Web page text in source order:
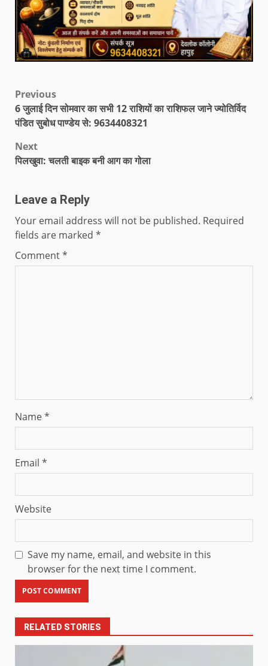
Previous
6 जुलाई दिन सोमवार का सभी 12 राशियों का राशिफल जाने ज्योतिर्विद
पंडित सुबोध पाण्डेय से: 9634408321
Next
पिलखुवा: चलती बाइक बनी आग का गोला
Leave a Reply
Your email address will not be published. Required
fields are marked *
Comment*
Name*
Email *
Website
Save my name, email, and website in this
browser for the next time I comment.
RELATED STORIES